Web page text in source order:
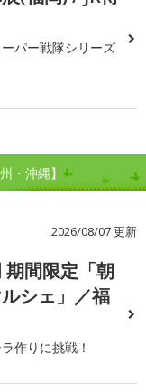
パー戦隊シリーズ
・沖縄】
2026/08/07 更新
期間限定「朝
シェ」／福
作りに挑戦！